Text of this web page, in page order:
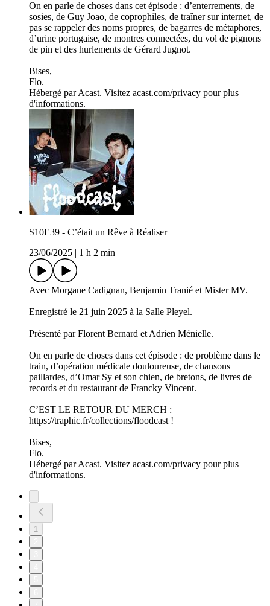
On en parle de choses dans cet épisode : d’enterrements, de
sosies, de Guy Joao, de coprophiles, de traîner sur internet, de
pas se rappeler des noms propres, de bagarres de métaphores,
d’urine portugaise, de montres connectées, du vol de pignons
de pin et des hurlements de Gérard Jugnot.
Bises,
Flo.
Hébergé par Acast. Visitez acast.com/privacy pour plus
d'informations.
S10E39 - C’était un Rêve à Réaliser
23/06/2025
1 h 2 min
Avec Morgane Cadignan, Benjamin Tranié et Mister MV.
Enregistré le 21 juin 2025 à la Salle Pleyel.
Présenté par Florent Bernard et Adrien Ménielle.
On en parle de choses dans cet épisode : de problème dans le
train, d’opération médicale douloureuse, de chansons
paillardes, d’Omar Sy et son chien, de bretons, de livres de
records et du restaurant de Francky Vincent.
C’EST LE RETOUR DU MERCH :
https://traphic.fr/collections/floodcast !
Bises,
Flo.
Hébergé par Acast. Visitez acast.com/privacy pour plus
d'informations.
1